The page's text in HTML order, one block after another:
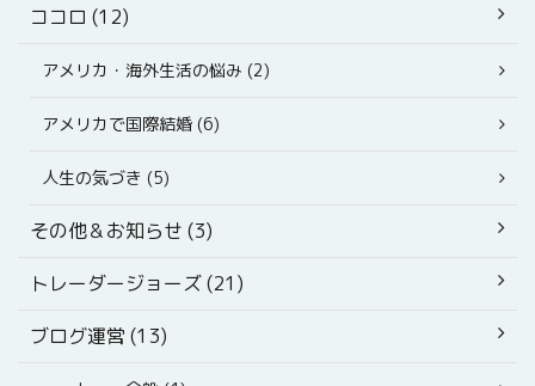
ココロ (12)
アメリカ・海外生活の悩み (2)
アメリカで国際結婚 (6)
人生の気づき (5)
その他＆お知らせ (3)
トレーダージョーズ (21)
ブログ運営 (13)